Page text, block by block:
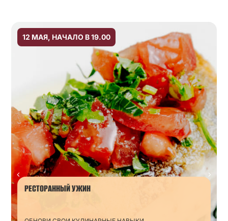
12 МАЯ, НАЧАЛО В 19.00
РЕСТОРАННЫЙ УЖИН